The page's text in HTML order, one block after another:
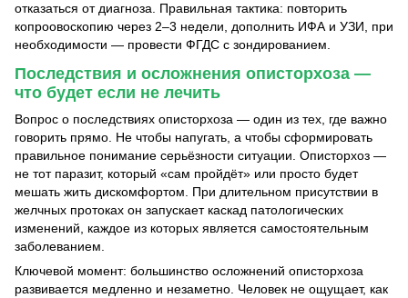
отказаться от диагноза. Правильная тактика: повторить
копроовоскопию через 2–3 недели, дополнить ИФА и УЗИ, при
необходимости — провести ФГДС с зондированием.
Последствия и осложнения описторхоза —
что будет если не лечить
Вопрос о последствиях описторхоза — один из тех, где важно
говорить прямо. Не чтобы напугать, а чтобы сформировать
правильное понимание серьёзности ситуации. Описторхоз —
не тот паразит, который «сам пройдёт» или просто будет
мешать жить дискомфортом. При длительном присутствии в
желчных протоках он запускает каскад патологических
изменений, каждое из которых является самостоятельным
заболеванием.
Ключевой момент: большинство осложнений описторхоза
развивается медленно и незаметно. Человек не ощущает, как